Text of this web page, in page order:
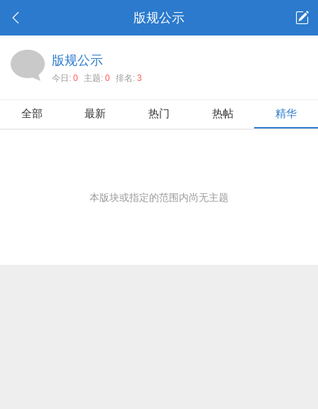
版规公示
版规公示
今日: 0 主题: 0 排名: 3
全部 最新 热门 热帖 精华
本版块或指定的范围内尚无主题